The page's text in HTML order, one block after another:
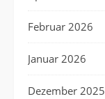
Februar 2026
Januar 2026
Dezember 2025